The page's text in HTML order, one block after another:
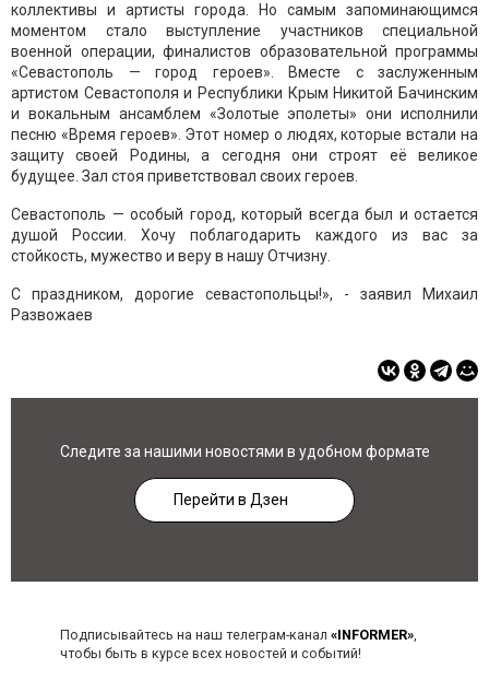
коллективы и артисты города. Но самым запоминающимся
моментом стало выступление участников специальной
военной операции, финалистов образовательной программы
«Севастополь — город героев». Вместе с заслуженным
артистом Севастополя и Республики Крым Никитой Бачинским
и вокальным ансамблем «Золотые эполеты» они исполнили
песню «Время героев». Этот номер о людях, которые встали на
защиту своей Родины, а сегодня они строят её великое
будущее. Зал стоя приветствовал своих героев.
Севастополь — особый город, который всегда был и остается
душой России. Хочу поблагодарить каждого из вас за
стойкость, мужество и веру в нашу Отчизну.
С праздником, дорогие севастопольцы!», - заявил Михаил
Развожаев
Следите за нашими новостями в удобном формате
Перейти в Дзен
Подписывайтесь на наш телеграм-канал «INFORMER»,
чтобы быть в курсе всех новостей и событий!